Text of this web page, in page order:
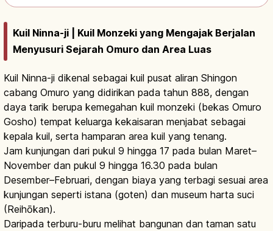
Kuil Ninna-ji | Kuil Monzeki yang Mengajak Berjalan
Menyusuri Sejarah Omuro dan Area Luas
Kuil Ninna-ji dikenal sebagai kuil pusat aliran Shingon
cabang Omuro yang didirikan pada tahun 888, dengan
daya tarik berupa kemegahan kuil monzeki (bekas Omuro
Gosho) tempat keluarga kekaisaran menjabat sebagai
kepala kuil, serta hamparan area kuil yang tenang.
Jam kunjungan dari pukul 9 hingga 17 pada bulan Maret–
November dan pukul 9 hingga 16.30 pada bulan
Desember–Februari, dengan biaya yang terbagi sesuai area
kunjungan seperti istana (goten) dan museum harta suci
(Reihōkan).
Daripada terburu-buru melihat bangunan dan taman satu